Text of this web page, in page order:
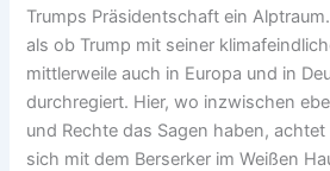
Trumps Präsidentschaft ein
als ob Trump mit seiner
mittlerweile auch in Europa und in
durchregiert. Hier, wo inzwischen
und Rechte das Sagen haben,
sich mit dem Berserker im Weißen